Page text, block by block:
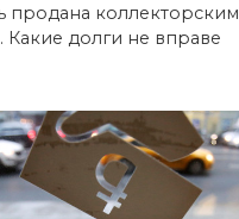
продана коллекторским
Какие долги не вправе